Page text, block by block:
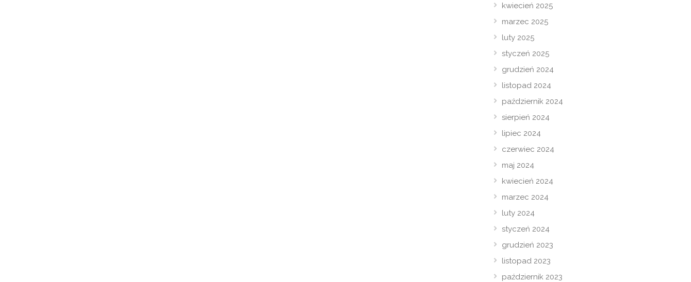
kwiecień 2025
marzec 2025
luty 2025
styczeń 2025
grudzień 2024
listopad 2024
październik 2024
sierpień 2024
lipiec 2024
czerwiec 2024
maj 2024
kwiecień 2024
marzec 2024
luty 2024
styczeń 2024
grudzień 2023
listopad 2023
październik 2023